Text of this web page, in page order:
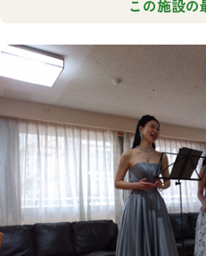
この施設の